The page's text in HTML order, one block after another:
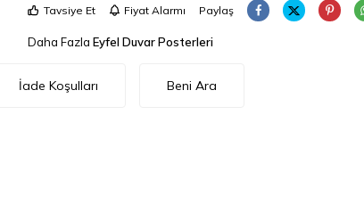
Tavsiye Et Fiyat Alarmı Paylaş
Daha Fazla Eyfel Duvar Posterleri
İade Koşulları Beni Ara